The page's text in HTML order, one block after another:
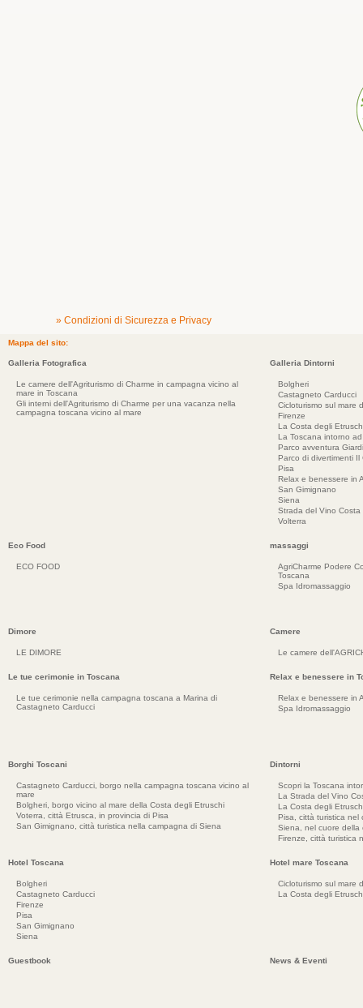
» Condizioni di Sicurezza e Privacy
Mappa del sito:
Galleria Fotografica
Le camere dell'Agriturismo di Charme in campagna vicino al
mare in Toscana
Gli interni dell'Agriturismo di Charme per una vacanza nella
campagna toscana vicino al mare
Galleria Dintorni
Bolgheri
Castagneto Carducci
Cicloturismo sul mare
Firenze
La Costa degli
La Toscana intorno
Parco avventura
Parco di divertimenti Il
Pisa
Relax e benessere in
San Gimignano
Siena
Strada del Vino Costa
Volterra
Eco Food
ECO FOOD
massaggi
AgriCharme Podere
Toscana
Spa Idromassaggio
Dimore
LE DIMORE
Camere
Le camere
Le tue cerimonie in Toscana
Le tue cerimonie nella campagna toscana a Marina di
Castagneto Carducci
Relax e benessere in
Relax e benessere in
Spa Idromassaggio
Borghi Toscani
Castagneto Carducci, borgo nella campagna toscana vicino al
mare
Bolgheri, borgo vicino al mare della Costa degli Etruschi
Voterra, città Etrusca, in provincia di Pisa
San Gimignano, città turistica nella campagna di Siena
Dintorni
Scopri la Toscana
La Strada del Vino
La Costa degli
Pisa, città turistica nel
Siena, nel cuore della
Firenze, città turistica
Hotel Toscana
Bolgheri
Castagneto Carducci
Firenze
Pisa
San Gimignano
Siena
Hotel mare Toscana
Cicloturismo sul mare
La Costa degli
Guestbook News & Eventi